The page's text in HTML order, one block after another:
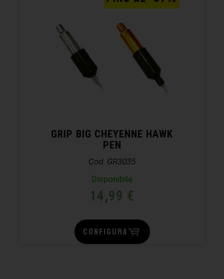
GRIP BIG CHEYENNE HAWK
PEN
Cod. GR3035
Disponibile
14,99 €
CONFIGURA